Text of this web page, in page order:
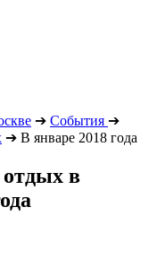
➔ События ➔
➔ В январе 2018 года
в